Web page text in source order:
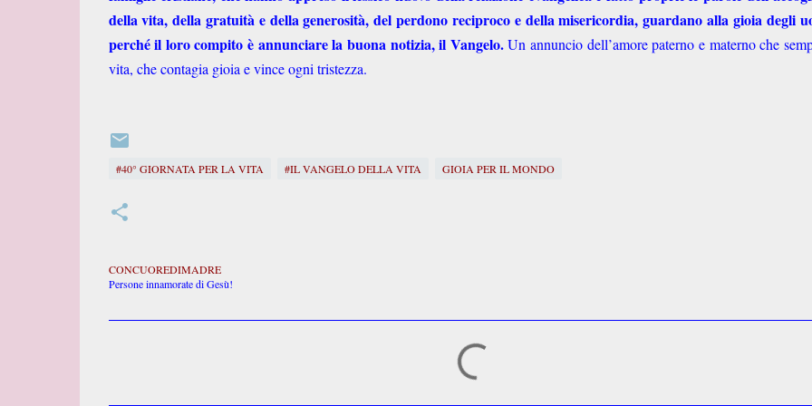
della vita, della gratuità e della generosità, del perdono reciproco e della misericordia, guardano alla gioia degli
perché il loro compito è annunciare la buona notizia, il Vangelo.Un annuncio dell’amore paterno e materno che
vita, che contagia gioia e vince ogni tristezza.
#40° GIORNATA PER LA VITA #IL VANGELO DELLA VITA GIOIA PER IL MONDO
CONCUOREDIMADRE
Persone innamorate di Gesù!